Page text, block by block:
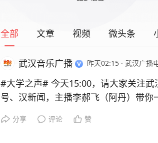
全部 文章 视频 微头条
武汉音乐广播 昨天02:15 · 武汉广播
#大学之声# 今天15:00，请大家关注
号、汉新闻，主播李郝飞（阿丹）带
问，立体感受湖北商贸学院特色，志愿
分享 评论 赞